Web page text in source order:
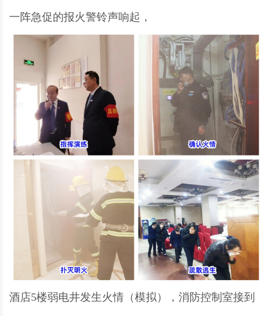
一阵急促的报火警铃声响起，
酒店5楼弱电井发生火情（模拟），消防控制室接到